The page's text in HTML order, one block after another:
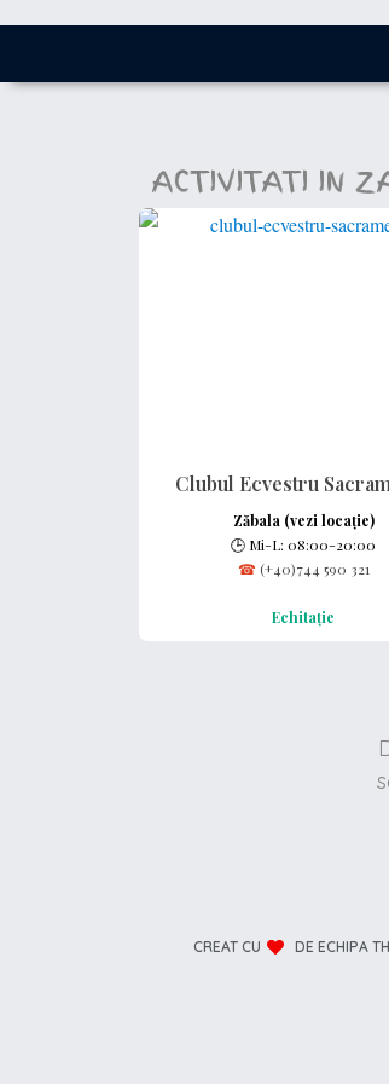
ACTIVITATI IN
Clubul Ecvestru
Zăbala (vezi locație)
🕒 Mi-L: 08:00-20:00
☎ (+40)744 590 321
Echitație
CREAT CU DE ECHIPA